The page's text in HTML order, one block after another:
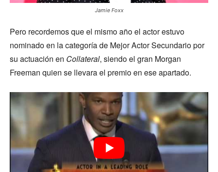
Jamie Foxx
Pero recordemos que el mismo año el actor estuvo
nominado en la categoría de Mejor Actor Secundario por
su actuación en Collateral, siendo el gran Morgan
Freeman quien se llevara el premio en ese apartado.